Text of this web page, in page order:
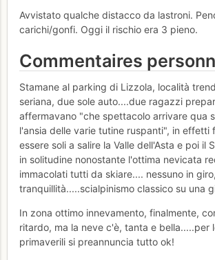
Avvistato qualche distacco da lastroni.
carichi/gonfi. Oggi il rischio era 3 pieno.
Commentaires
Stamane al parking di Lizzola, località
seriana, due sole auto....due ragazzi
affermavano "che spettacolo arrivare qua
l'ansia delle varie tutine ruspanti", in effetti
essere soli a salire la Valle dell'Asta e poi il
in solitudine nonostante l'ottima nevicata
immacolati tutti da skiare.... nessuno in
tranquillità.....scialpinismo classico su una
In zona ottimo innevamento, finalmente,
ritardo, ma la neve c'è, tanta e bella.....per
primaverili si preannuncia tutto ok!